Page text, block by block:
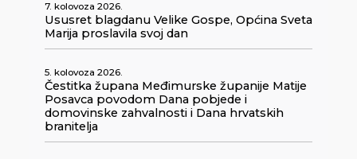
7. kolovoza 2026.
Ususret blagdanu Velike Gospe, Općina Sveta
Marija proslavila svoj dan
5. kolovoza 2026.
Čestitka župana Međimurske županije Matije
Posavca povodom Dana pobjede i
domovinske zahvalnosti i Dana hrvatskih
branitelja